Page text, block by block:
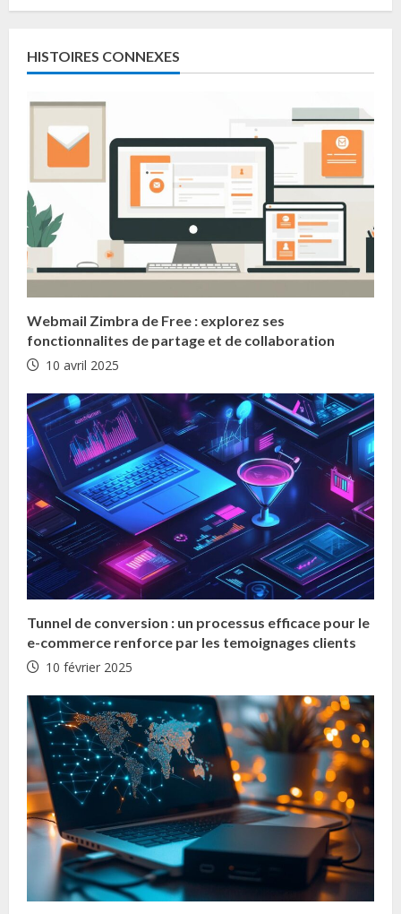
n
t
n
u
e
R
e
a
d
i
n
g
HISTOIRES CONNEXES
Webmail Zimbra de Free : explorez ses
fonctionnalites de partage et de collaboration
10 avril 2025
Tunnel de conversion : un processus efficace pour le
e-commerce renforce par les temoignages clients
10 février 2025